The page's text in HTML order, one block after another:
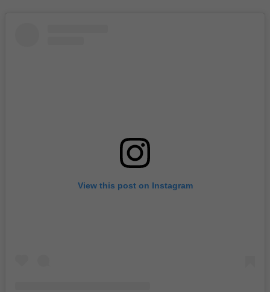
View this post on Instagram